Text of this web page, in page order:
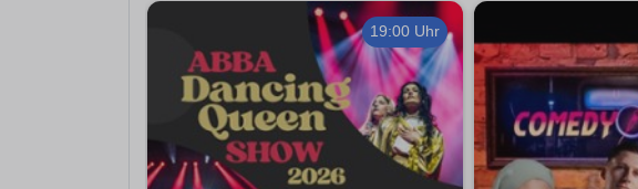
19:00 Uhr